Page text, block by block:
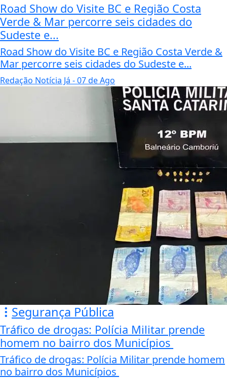
Road Show do Visite BC e Região Costa
Verde & Mar percorre seis cidades do
Sudeste e...
Road Show do Visite BC e Região Costa Verde &
Mar percorre seis cidades do Sudeste e...
Redação Notícia Já - 07 de Ago
Segurança Pública
Tráfico de drogas: Polícia Militar prende
homem no bairro dos Municípios
Tráfico de drogas: Polícia Militar prende homem
no bairro dos Municípios